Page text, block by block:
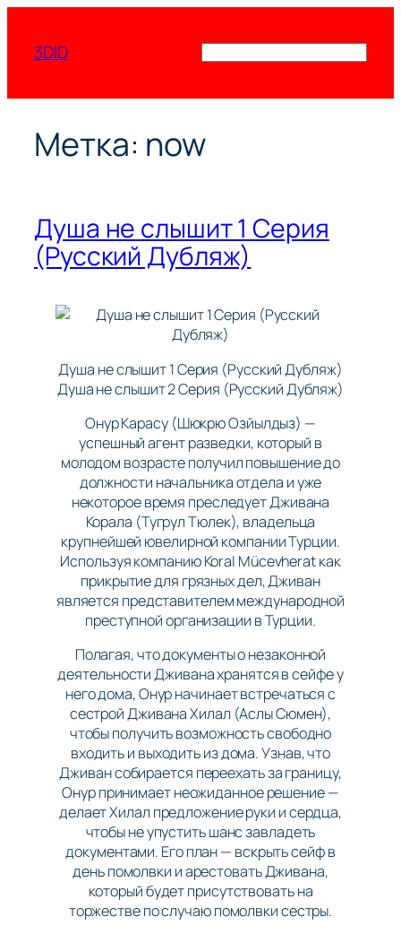
содержимому
3DID
Метка: now
Душа не слышит 1 Серия
(Русский Дубляж)
Душа не слышит 1 Серия (Русский Дубляж)
Душа не слышит 2 Серия (Русский Дубляж)
Онур Карасу (Шюкрю Озйылдыз) —
успешный агент разведки, который в
молодом возрасте получил повышение до
должности начальника отдела и уже
некоторое время преследует Дживана
Корала (Тугрул Тюлек), владельца
крупнейшей ювелирной компании Турции.
Используя компанию Koral Mücevherat как
прикрытие для грязных дел, Дживан
является представителем международной
преступной организации в Турции.
Полагая, что документы о незаконной
деятельности Дживана хранятся в сейфе у
него дома, Онур начинает встречаться с
сестрой Дживана Хилал (Аслы Сюмен),
чтобы получить возможность свободно
входить и выходить из дома. Узнав, что
Дживан собирается переехать за границу,
Онур принимает неожиданное решение —
делает Хилал предложение руки и сердца,
чтобы не упустить шанс завладеть
документами. Его план — вскрыть сейф в
день помолвки и арестовать Дживана,
который будет присутствовать на
торжестве по случаю помолвки сестры.